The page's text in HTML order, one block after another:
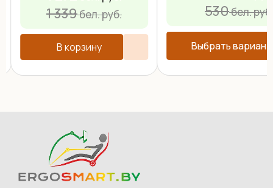
животные. Именно это
заложено в ...
1 339бел. руб.
В корзину
530бел.
Выбрать